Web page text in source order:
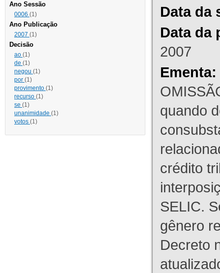
Ano Sessão
0006 (1)
Ano Publicação
2007 (1)
Decisão
ao (1)
de (1)
negou (1)
por (1)
provimento (1)
recurso (1)
se (1)
unanimidade (1)
votos (1)
Data da
Data da
2007
Ementa:
quando
crédito
SELIC.
gênero
Decreto